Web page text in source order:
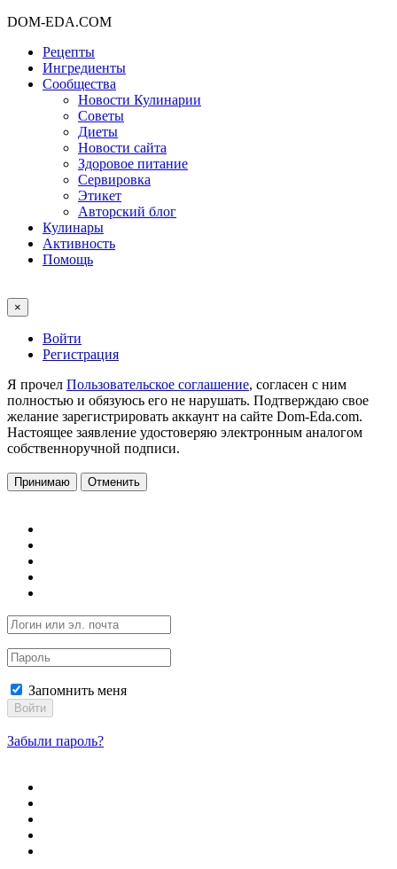
DOM-EDA.COM
Рецепты
Ингредиенты
Сообщества
Новости Кулинарии
Советы
Диеты
Новости сайта
Здоровое питание
Сервировка
Этикет
Авторский блог
Кулинары
Активность
Помощь
×
Войти
Регистрация
Я прочел Пользовательское соглашение, согласен с ним
полностью и обязуюсь его не нарушать. Подтверждаю свое
желание зарегистрировать аккаунт на сайте Dom-Eda.com.
Настоящее заявление удостоверяю электронным аналогом
собственноручной подписи.
Принимаю Отменить
Запомнить меня
Войти
Забыли пароль?